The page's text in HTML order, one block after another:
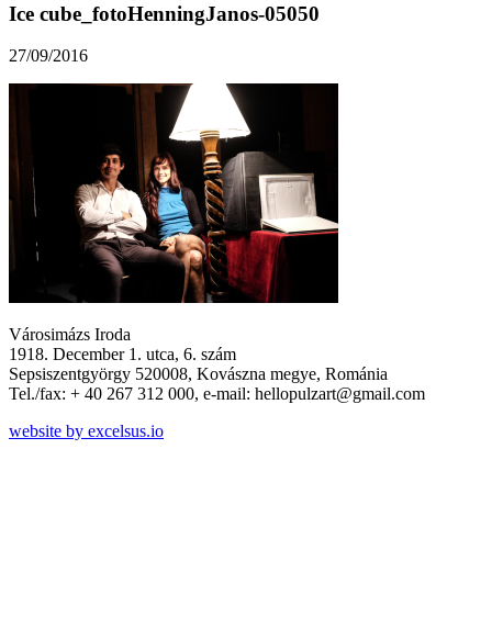
Ice cube_fotoHenningJanos-05050
27/09/2016
Városimázs Iroda
1918. December 1. utca, 6. szám
Sepsiszentgyörgy 520008, Kovászna megye, Románia
Tel./fax: + 40 267 312 000, e-mail: hellopulzart@gmail.com
website by excelsus.io